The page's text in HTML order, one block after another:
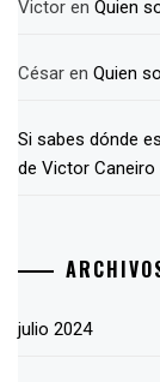
Victor en Quien
César en Quien
Si sabes dónde
de Victor Caneiro
julio 2024